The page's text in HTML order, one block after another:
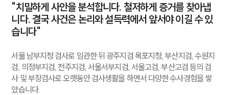
"치밀하게 사안을 분석합니다. 철저하게 증거를 찾아냅
니다. 결국 사건은 논리와 설득력에서 앞서야 이길 수 있
습니다"
서울 남부지청 검사로 임관한 뒤 광주지검 목포지청, 부산지검, 수원지
검, 의정부지검, 전주지검, 서울서부지검, 서울고검, 부산고검 등의 검
사 및 부장검사로 오랫동안 검사생활을 하면서 다양한 수사경험을 쌓
았습니다.